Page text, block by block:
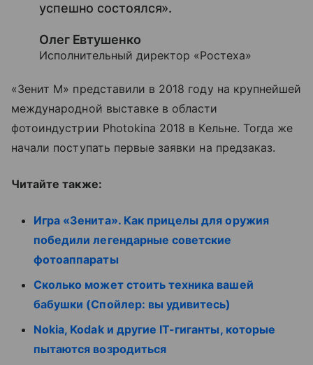
успешно состоялся».
Олег Евтушенко
Исполнительный директор «Ростеха»
«Зенит М» представили в 2018 году на крупнейшей
международной выставке в области
фотоиндустрии Photokina 2018 в Кельне. Тогда же
начали поступать первые заявки на предзаказ.
Читайте также:
Игра «Зенита». Как прицелы для оружия
победили легендарные советские
фотоаппараты
Сколько может стоить техника вашей
бабушки (Спойлер: вы удивитесь)
Nokia, Kodak и другие IT-гиганты, которые
пытаются возродиться